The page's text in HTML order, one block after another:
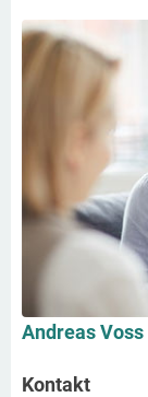
Andreas Voss
Kontakt